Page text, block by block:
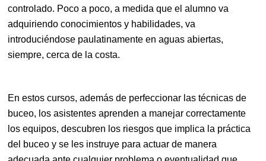
controlado. Poco a poco, a medida que el alumno va
adquiriendo conocimientos y habilidades, va
introduciéndose paulatinamente en aguas abiertas,
siempre, cerca de la costa.
En estos cursos, además de perfeccionar las técnicas de
buceo, los asistentes aprenden a manejar correctamente
los equipos, descubren los riesgos que implica la práctica
del buceo y se les instruye para actuar de manera